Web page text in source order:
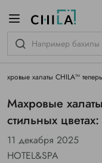
халаты CHILA™
Махровые
стильных
11 декабря 2025
HOTEL&SPA
гамме